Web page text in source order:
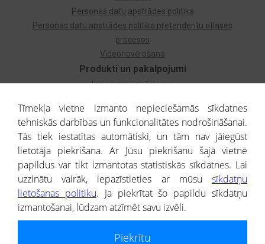
Produkti un pakalpojumi
Izziņa par uzņēmumu
Dzimtas koks
Uzņēmumu atlase
Monitorings
Kredītizziņa par ārvalstu uzņēmumiem
Personas datu apstrādes politika
Personas datu apstrādes politika pretendentu atlases
procesos
Videonovērošana
® CREDITREFORM Latvija
SIA
Tīmekļa vietne izmanto nepieciešamās sīkdatnes
tehniskās darbības un funkcionalitātes nodrošināšanai.
Tās tiek iestatītas automātiski, un tām nav jāiegūst
lietotāja piekrišana. Ar Jūsu piekrišanu šajā vietnē
papildus var tikt izmantotas statistiskās sīkdatnes. Lai
uzzinātu vairāk, iepazīstieties ar mūsu sīkdatņu
lietošanas politiku. Ja piekrītat šo papildu sīkdatņu
izmantošanai, lūdzam atzīmēt savu izvēli.
Piekrītu